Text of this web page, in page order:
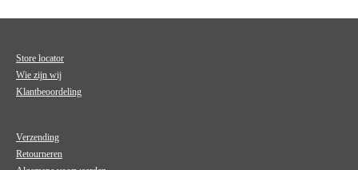
Store locator
Wie zijn wij
Klantbeoordeling
Verzending
Retourneren